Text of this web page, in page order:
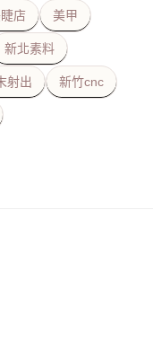
店 美甲
新北素料
射出 新竹cnc